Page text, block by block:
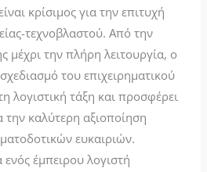
κρίσιμος για την επιτυχή
τεχνοβλαστού. Από την
μέχρι την πλήρη λειτουργία, ο
του επιχειρηματικού
λογιστική τάξη και προσφέρει
την καλύτερη αξιοποίηση
ευκαιριών.
έμπειρου λογιστή